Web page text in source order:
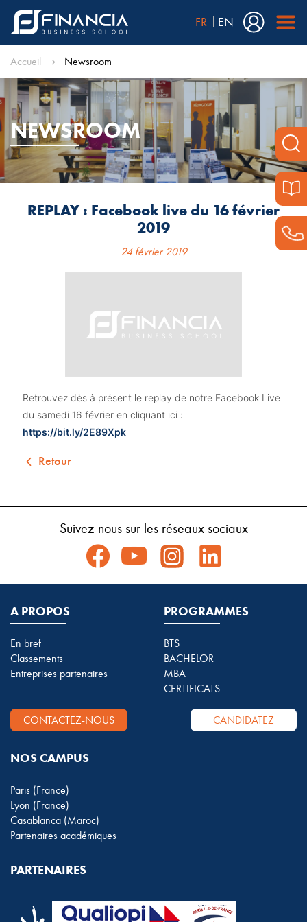
FR EN
Accueil Newsroom
NEWSROOM
REPLAY : Facebook live du 16 février
2019
24 février 2019
Retrouvez dès à présent le replay de notre Facebook Live
https://bit.ly/2E89Xpk
Retour
Suivez-nous sur les réseaux sociaux
A PROPOS
En bref
Classements
Entreprises partenaires
PROGRAMMES
BTS
BACHELOR
MBA
CERTIFICATS
CONTACTEZ-NOUS CANDIDATEZ
NOS CAMPUS
Paris (France)
Lyon (France)
Casablanca (Maroc)
Partenaires académiques
PARTENAIRES